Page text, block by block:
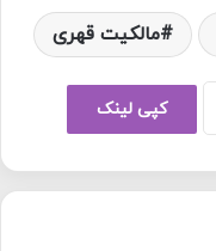
مالکیت قهری
کپی لینک